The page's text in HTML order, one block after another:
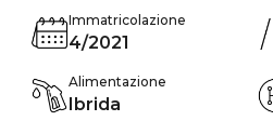
Immatricolazione
4/2021
Alimentazione
Ibrida